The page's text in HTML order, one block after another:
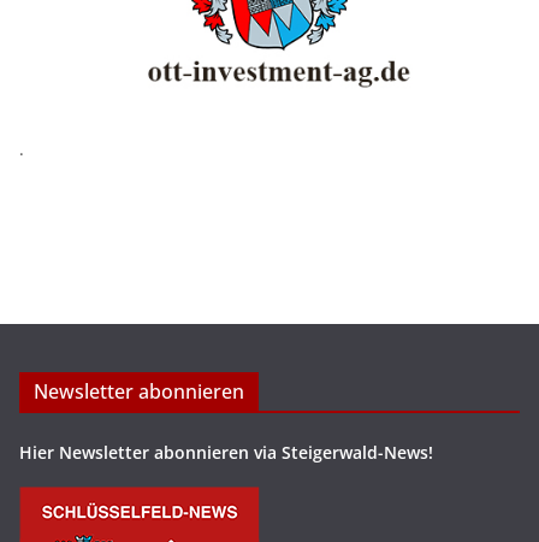
.
Newsletter abonnieren
Hier Newsletter abonnieren via Steigerwald-News!